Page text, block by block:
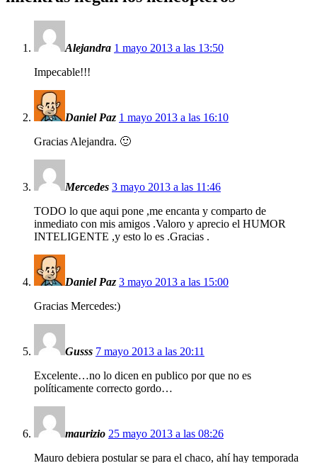
Alejandra 1 mayo 2013 a las 13:50
Impecable!!!
Daniel Paz 1 mayo 2013 a las 16:10
Gracias Alejandra. 🙂
Mercedes 3 mayo 2013 a las 11:46
TODO lo que aqui pone ,me encanta y comparto de
inmediato con mis amigos .Valoro y aprecio el HUMOR
INTELIGENTE ,y esto lo es .Gracias .
Daniel Paz 3 mayo 2013 a las 15:00
Gracias Mercedes:)
Gusss 7 mayo 2013 a las 20:11
Excelente…no lo dicen en publico por que no es
políticamente correcto gordo…
maurizio 25 mayo 2013 a las 08:26
Mauro debiera postular se para el chaco, ahí hay temporada